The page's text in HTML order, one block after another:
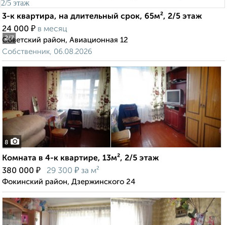
2/7
3-к квартира, на длительный срок, 65м², 2/5 этаж
24 000 ₽ в месяц
Советский район, Авиационная 12
Собственник, 06.08.2026
8
Комната в 4-к квартире, 13м², 2/5 этаж
380 000 ₽ 29 300 ₽ за м²
Фокинский район, Дзержинского 24